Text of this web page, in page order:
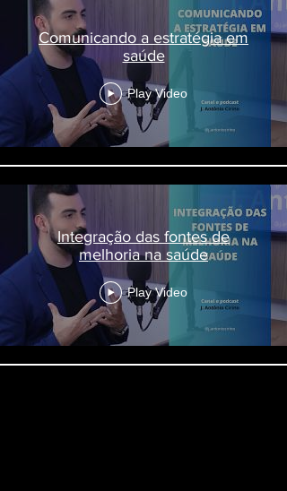
Comunicando a estratégia em
saúde
Play Video
Integração das fontes de
melhoria na saúde
Play Video